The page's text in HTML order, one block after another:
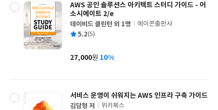
AWS 공인 솔루션스 아키텍트 스터디 가이드 - 어
소시에이트 2/e
글
쓴
데이비드 클린턴 외 1명
출
사
에이콘출판사
평 5.2(5)
가
27,000원 10%
서비스 운영이 쉬워지는 AWS 인프라 구축 가이드
김담형 저
위키북스